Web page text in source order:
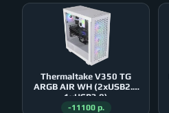
Thermaltake V350 TG
ARGB AIR WH (2xUSB2.0
1xUSB3.0)
-11100 р.